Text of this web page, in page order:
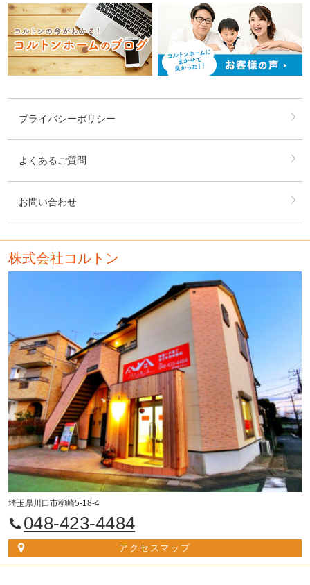
ユーザーは、本サービスの利用にあたり、以下の行為をしてはなり
ません。
（1）法令または公序良俗に違反する行為
（2）犯罪行為に関連する行為
（3）当社のサーバーまたはネットワークの機能を破壊したり、妨害
（4）当社のサービスの運営を妨害するおそれのある行為
（6）他のユーザーに成りすます行為
（7）当社のサービスに関連して、反社会的勢力に対して直接または
（8）その他、当社が不適切と判断する行為
停止または中断することができるものとします。
（1）本サービスにかかるコンピュータシステムの保守点検また
は更新を行う場合
（2）地震、落雷、火災、停電または天災などの不可抗力によ
り、本サービスの提供が困難となった場合
（3）コンピュータまたは通信回線等が事故により停止した場合
（4）その他、当社が本サービスの提供が困難と判断した場合
当社は、本サービスの提供の停止または中断により、ユーザーま
たは第三者が被ったいかなる不利益または損害について、理由を
問わず一切の責任を負わないものとします。
第7条（利用制限および登録抹消）
当社は、以下の場合には、事前の通知なく、ユーザーに対して、
本サービスの全部もしくは一部の利用を制限し、またはユーザー
としての登録を抹消することができるものとします。
（1）本規約のいずれかの条項に違反した場合
（2）登録事項に虚偽の事実があることが判明した場合
（3）その他、当社が本サービスの利用を適当でないと判断した
場合
損害について、一切の責任を負いません。
プライバシーポリシー
よくあるご質問
お問い合わせ
株式会社コルトン
埼玉県川口市柳崎5-18-4
048-423-4484
アクセスマップ